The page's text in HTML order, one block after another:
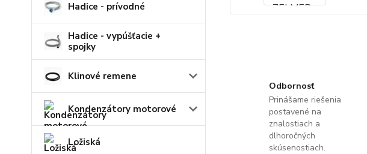
Hadice - prívodné
Hadice - vypúšťacie +
spojky
Klinové remene
Kondenzátory motorové
Ložiská
Odbornosť
Prinášame riešenia
postavené na
znalostiach a
dlhoročných
skúsenostiach.